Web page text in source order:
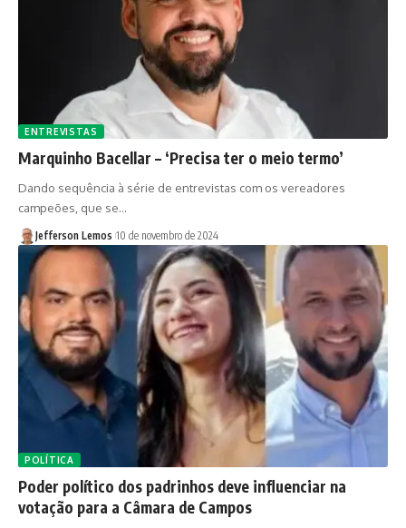
ENTREVISTAS
Marquinho Bacellar – ‘Precisa ter o meio termo’
Dando sequência à série de entrevistas com os vereadores
campeões, que se…
Jefferson Lemos 10 de novembro de 2024
POLÍTICA
Poder político dos padrinhos deve influenciar na
votação para a Câmara de Campos